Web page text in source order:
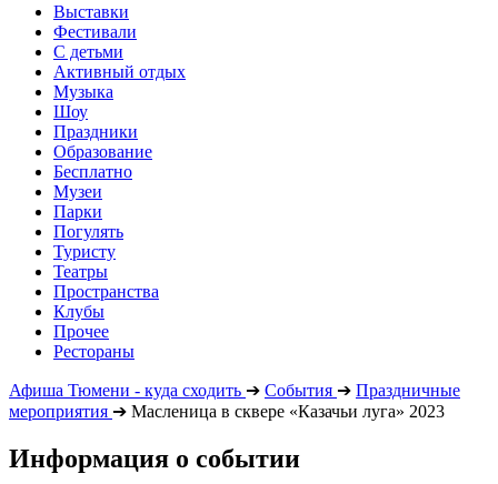
Выставки
Фестивали
С детьми
Активный отдых
Музыка
Шоу
Праздники
Образование
Бесплатно
Музеи
Парки
Погулять
Туристу
Театры
Пространства
Клубы
Прочее
Рестораны
Афиша Тюмени - куда сходить ➔ События ➔ Праздничные
мероприятия ➔ Масленица в сквере «Казачьи луга» 2023
Информация о событии